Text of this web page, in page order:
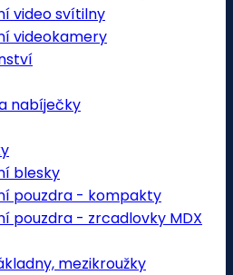
video svítilny
videokamery
nabíječky
blesky
pouzdra - kompakty
pouzdra - zrcadlovky MDX
mezikroužky